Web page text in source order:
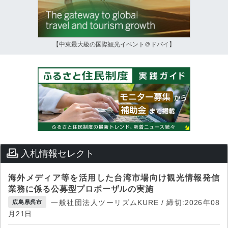
【中東最大級の国際観光イベント＠ドバイ】
入札情報セレクト
海外メディア等を活用した台湾市場向け観光情報発信
業務に係る公募型プロポーザルの実施
広島県呉市
一般社団法人ツーリズムKURE / 締切:2026年08
月21日